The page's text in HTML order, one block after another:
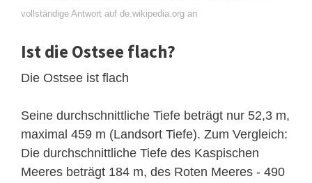
vollständige Antwort auf de.wikipedia.org an
Ist die Ostsee flach?
Die Ostsee ist flach
Seine durchschnittliche Tiefe beträgt nur 52,3 m,
maximal 459 m (Landsort Tiefe). Zum Vergleich:
Die durchschnittliche Tiefe des Kaspischen
Meeres beträgt 184 m, des Roten Meeres - 490